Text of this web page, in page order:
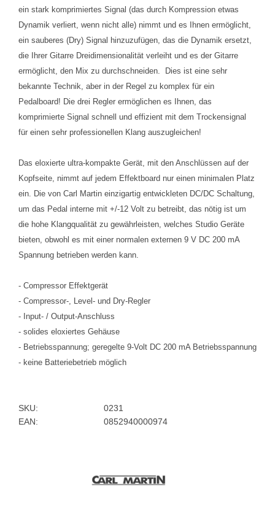
ein stark komprimiertes Signal (das durch Kompression etwas
Dynamik verliert, wenn nicht alle) nimmt und es Ihnen ermöglicht,
ein sauberes (Dry) Signal hinzuzufügen, das die Dynamik ersetzt,
die Ihrer Gitarre Dreidimensionalität verleiht und es der Gitarre
ermöglicht, den Mix zu durchschneiden. Dies ist eine sehr
bekannte Technik, aber in der Regel zu komplex für ein
Pedalboard! Die drei Regler ermöglichen es Ihnen, das
komprimierte Signal schnell und effizient mit dem Trockensignal
für einen sehr professionellen Klang auszugleichen!
Das eloxierte ultra-kompakte Gerät, mit den Anschlüssen auf der
Kopfseite, nimmt auf jedem Effektboard nur einen minimalen Platz
ein. Die von Carl Martin einzigartig entwickleten DC/DC Schaltung,
um das Pedal interne mit +/-12 Volt zu betreibt, das nötig ist um
die hohe Klangqualität zu gewährleisten, welches Studio Geräte
bieten, obwohl es mit einer normalen externen 9 V DC 200 mA
Spannung betrieben werden kann.
- Compressor Effektgerät
- Compressor-, Level- und Dry-Regler
- Input- / Output-Anschluss
- solides eloxiertes Gehäuse
- Betriebsspannung; geregelte 9-Volt DC 200 mA Betriebsspannung
- keine Batteriebetrieb möglich
SKU:
0231
EAN:
0852940000974